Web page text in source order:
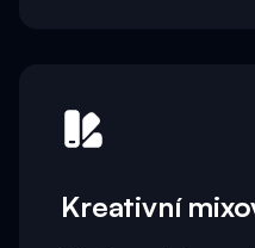
Kreativní